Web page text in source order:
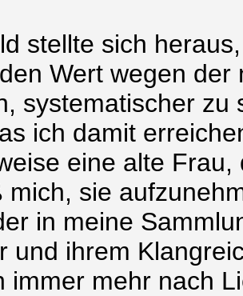
stellte sich
Wert wegen
systematischer
ich damit
eine alte
mich, sie
in meine
und ihrem
immer mehr nach